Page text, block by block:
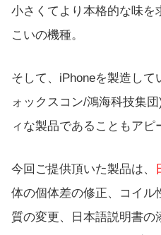
小さくてより本格的な味を
こいの機種。
そして、iPhoneを製造して
ォックスコン/鴻海科技集
ィな製品であることもアピ
今回ご提供頂いた製品は、
体の個体差の修正、コイル
質の変更、日本語説明書の